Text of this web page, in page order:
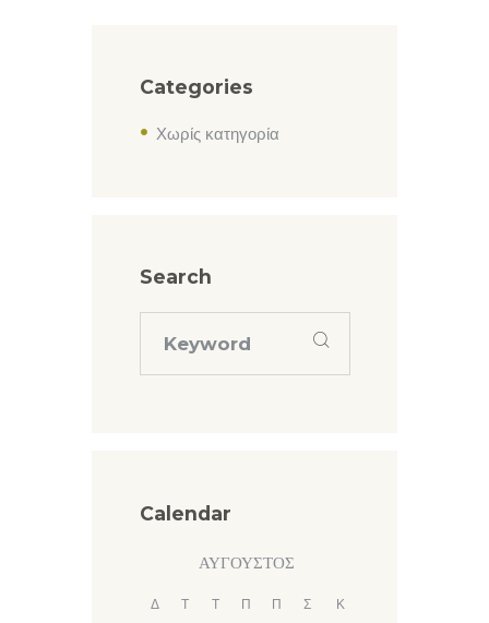
Categories
Χωρίς κατηγορία
Search
Calendar
ΑΎΓΟΥΣΤΟΣ
Δ Τ Τ Π Π Σ Κ